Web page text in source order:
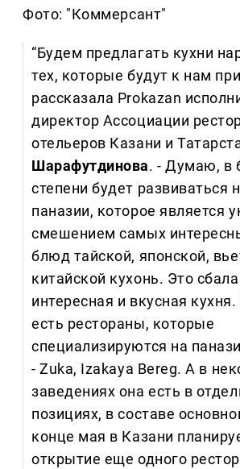
Фото: "Коммерсант"
“Будем предлагать кухни
тех, которые будут к нам
рассказала Prokazan
директор Ассоциации
отельеров Казани и
Шарафутдинова. - Думаю, в
степени будет развиваться
паназии, которое является
смешением самых
блюд тайской, японской,
китайской кухонь. Это
интересная и вкусная
есть рестораны, которые
специализируются на
- Zuka, Izakaya Bereg. А в
заведениях она есть в
позициях, в составе
конце мая в Казани
открытие еще одного